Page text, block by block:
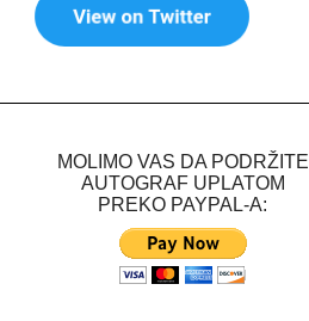
MOLIMO VAS DA PODRŽITE
AUTOGRAF UPLATOM
PREKO PAYPAL-A: